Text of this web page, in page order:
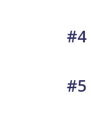
#4
#5